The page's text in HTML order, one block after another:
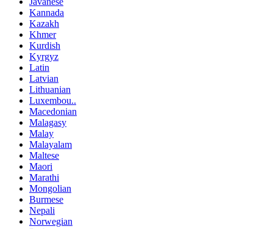
Kannada
Kazakh
Khmer
Kurdish
Kyrgyz
Latin
Latvian
Lithuanian
Luxembou..
Macedonian
Malagasy
Malay
Malayalam
Maltese
Maori
Marathi
Mongolian
Burmese
Nepali
Norwegian